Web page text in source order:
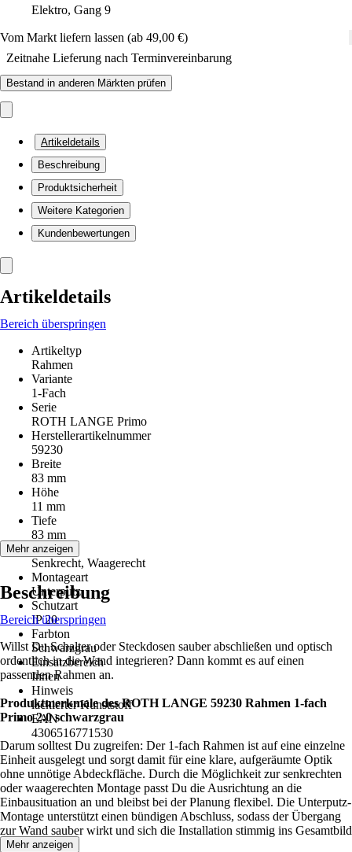
Elektro, Gang 9
Vom Markt liefern lassen (ab 49,00 €)
Zeitnahe Lieferung nach Terminvereinbarung
Bestand in anderen Märkten prüfen
Artikeldetails
Beschreibung
Produktsicherheit
Weitere Kategorien
Kundenbewertungen
Artikeldetails
Bereich überspringen
Artikeltyp
Rahmen
Variante
1-Fach
Serie
ROTH LANGE Primo
Herstellerartikelnummer
59230
Breite
83 mm
Höhe
11 mm
Tiefe
83 mm
Einbau
Senkrecht, Waagerecht
Montageart
Unterputz
Schutzart
IP 20
Farbton
Schwarzgrau
Einsatzbereich
Innen
Hinweis
lackierter Kunststoff
EAN
4306516771530
Mehr anzeigen
Beschreibung
Bereich überspringen
Willst Du Schalter oder Steckdosen sauber abschließen und optisch
ordentlich in die Wand integrieren? Dann kommt es auf einen
passenden Rahmen an.
Produktmerkmale des ROTH LANGE 59230 Rahmen 1-fach
Primo 2.0 schwarzgrau
Darum solltest Du zugreifen: Der 1-fach Rahmen ist auf eine einzelne
Einheit ausgelegt und sorgt damit für eine klare, aufgeräumte Optik
ohne unnötige Abdeckfläche. Durch die Möglichkeit zur senkrechten
oder waagerechten Montage passt Du die Ausrichtung an die
Einbausituation an und bleibst bei der Planung flexibel. Die Unterputz-
Montage unterstützt einen bündigen Abschluss, sodass der Übergang
zur Wand sauber wirkt und sich die Installation stimmig ins Gesamtbild
einfügt.
Mehr anzeigen